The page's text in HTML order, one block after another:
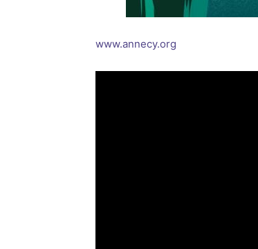
www.annecy.org